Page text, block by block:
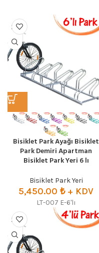
Bisiklet Park Ayağı Bisiklet
Park Demiri Apartman
Bisiklet Park Yeri 6 lı
Bisiklet Park Yeri
5,450.00 ₺+ KDV
LT-007 E-6'lı